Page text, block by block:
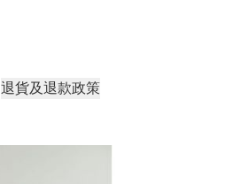
退貨及退款政策